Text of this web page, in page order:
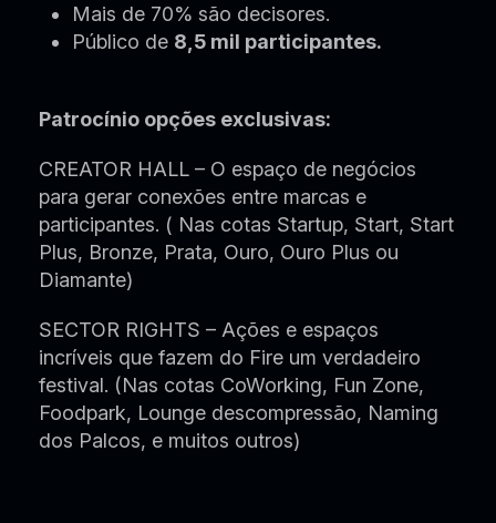
Mais de 70% são decisores.
Público de 8,5 mil participantes.
Patrocínio opções exclusivas:
CREATOR HALL – O espaço de negócios
para gerar conexões entre marcas e
participantes. ( Nas cotas Startup, Start, Start
Plus, Bronze, Prata, Ouro, Ouro Plus ou
Diamante)
SECTOR RIGHTS – Ações e espaços
incríveis que fazem do Fire um verdadeiro
festival. (Nas cotas CoWorking, Fun Zone,
Foodpark, Lounge descompressão, Naming
dos Palcos, e muitos outros)